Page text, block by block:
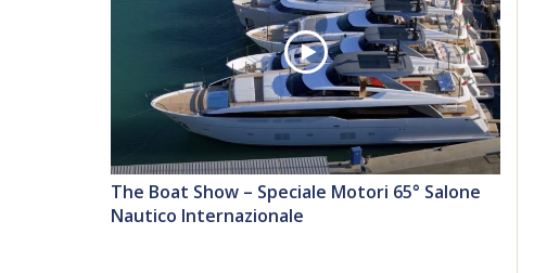
The Boat Show – Speciale Motori 65° Salone
Nautico Internazionale